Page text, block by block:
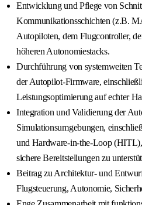
Entwicklung und Pflege von
Kommunikationsschichten (z.B.
Autopiloten, dem Flugcontroller,
höheren Autonomiestacks.
Durchführung von systemweiten
der Autopilot-Firmware,
Leistungsoptimierung auf echter
Integration und Validierung der
Simulationsumgebungen,
und Hardware-in-the-Loop
sichere Bereitstellungen zu
Beitrag zu Architektur- und
Flugsteuerung, Autonomie,